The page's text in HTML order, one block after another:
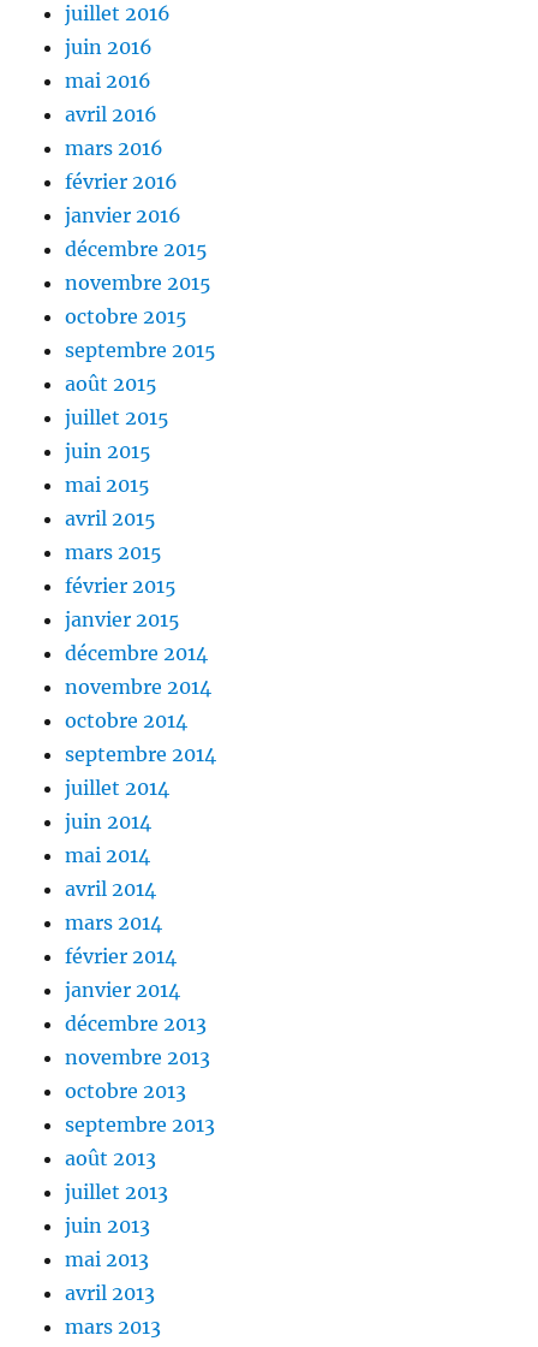
juillet 2016
juin 2016
mai 2016
avril 2016
mars 2016
février 2016
janvier 2016
décembre 2015
novembre 2015
octobre 2015
septembre 2015
août 2015
juillet 2015
juin 2015
mai 2015
avril 2015
mars 2015
février 2015
janvier 2015
décembre 2014
novembre 2014
octobre 2014
septembre 2014
juillet 2014
juin 2014
mai 2014
avril 2014
mars 2014
février 2014
janvier 2014
décembre 2013
novembre 2013
octobre 2013
septembre 2013
août 2013
juillet 2013
juin 2013
mai 2013
avril 2013
mars 2013